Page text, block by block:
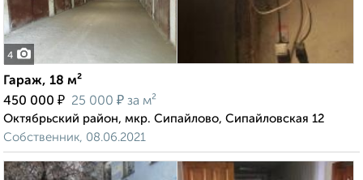
4
Гараж, 18 м²
450 000 ₽ 25 000 ₽ за м²
Октябрьский район, мкр. Сипайлово, Сипайловская 12
Собственник, 08.06.2021